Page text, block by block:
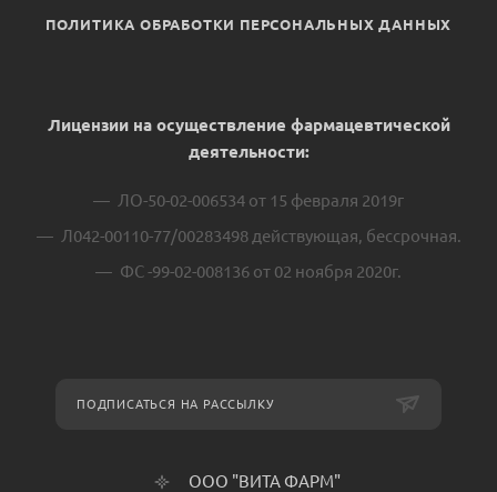
ПОЛИТИКА ОБРАБОТКИ ПЕРСОНАЛЬНЫХ ДАННЫХ
Лицензии на осуществление фармацевтической
деятельности:
ЛО-50-02-006534 от 15 февраля 2019г
Л042-00110-77/00283498 действующая, бессрочная.
ФС -99-02-008136 от 02 ноября 2020г.
ПОДПИСАТЬСЯ НА РАССЫЛКУ
ООО "ВИТА ФАРМ"